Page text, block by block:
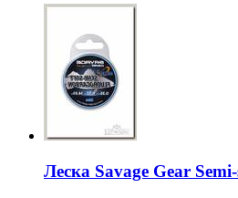
Леска Savage Gear